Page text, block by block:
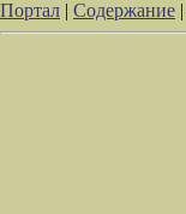
Портал | Содержание |